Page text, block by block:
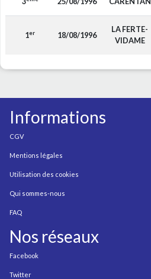
1er 18/08/1996
LA FERTE-
VIDAME
Informations
CGV
Mentions légales
Utilisation des cookies
Qui sommes-nous
FAQ
Nos réseaux
Facebook
Twitter